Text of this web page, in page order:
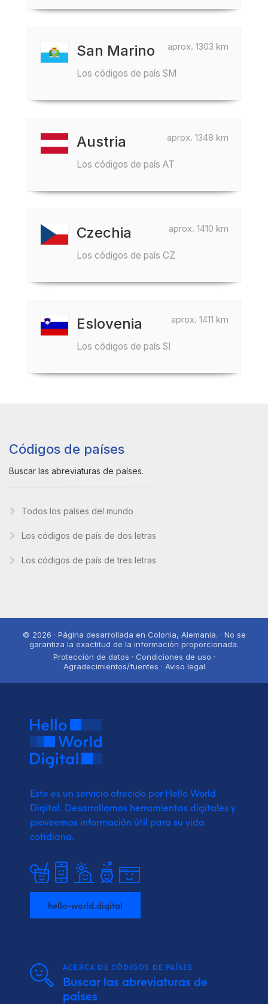
aprox. 1303 km
San Marino
Los códigos de país SM
aprox. 1348 km
Austria
Los códigos de país AT
aprox. 1410 km
Czechia
Los códigos de país CZ
aprox. 1411 km
Eslovenia
Los códigos de país SI
Códigos de países
Buscar las abreviaturas de países.
Todos los países del mundo
Los códigos de país de dos letras
Los códigos de país de tres letras
© 2026 · Página desarrollada en Colonia, Alemania. · No se
garantiza la exactitud de la información proporcionada.
Protección de datos · Condiciones de uso ·
Agradecimientos/fuentes · Aviso legal
Este es un servicio ofrecido por Hello World
Digital. Desarrollamos herramientas digitales y
proveemos información útil para su vida
cotidiana.
hello-world.digital
ACERCA DE CÓDIGOS DE PAÍSES
Buscar las abreviaturas de
países